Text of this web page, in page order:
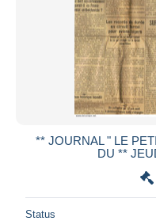
** JOURNAL " LE
DU **
Status